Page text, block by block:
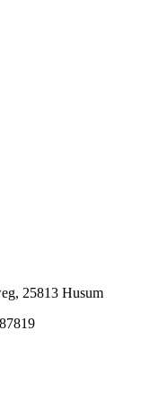
25813 Husum